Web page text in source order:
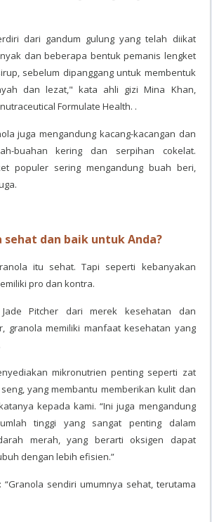
dari gandum gulung yang telah diikat
dan beberapa bentuk pemanis lengket
sebelum dipanggang untuk membentuk
dan lezat," kata ahli gizi Mina Khan,
Formulate Health. .
juga mengandung kacang-kacangan dan
buahan kering dan serpihan cokelat.
populer sering mengandung buah beri,
sehat dan baik untuk Anda?
itu sehat. Tapi seperti kebanyakan
pro dan kontra.
Pitcher dari merek kesehatan dan
granola memiliki manfaat kesehatan yang
mikronutrien penting seperti zat
yang membantu memberikan kulit dan
kepada kami. “Ini juga mengandung
tinggi yang sangat penting dalam
merah, yang berarti oksigen dapat
dengan lebih efisien.”
“Granola sendiri umumnya sehat, terutama